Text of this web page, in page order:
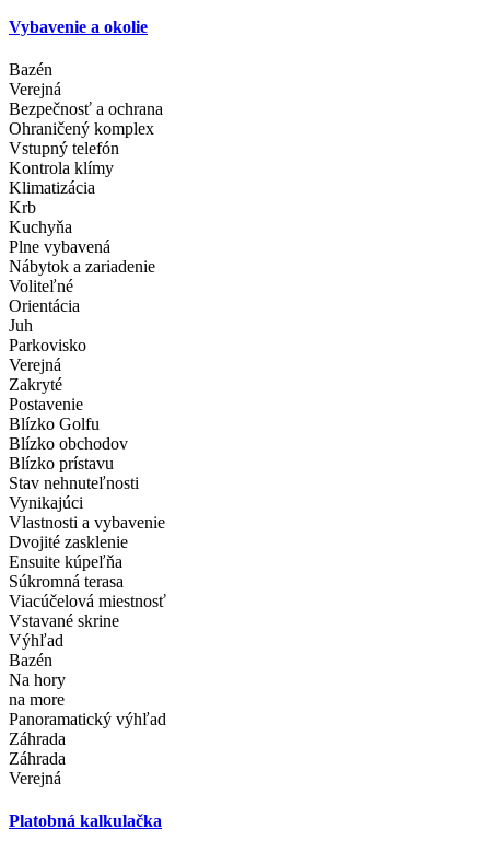
Vybavenie a okolie
Bazén
Verejná
Bezpečnosť a ochrana
Ohraničený komplex
Vstupný telefón
Kontrola klímy
Klimatizácia
Krb
Kuchyňa
Plne vybavená
Nábytok a zariadenie
Voliteľné
Orientácia
Juh
Parkovisko
Verejná
Zakryté
Postavenie
Blízko Golfu
Blízko obchodov
Blízko prístavu
Stav nehnuteľnosti
Vynikajúci
Vlastnosti a vybavenie
Dvojité zasklenie
Ensuite kúpeľňa
Súkromná terasa
Viacúčelová miestnosť
Vstavané skrine
Výhľad
Bazén
Na hory
na more
Panoramatický výhľad
Záhrada
Záhrada
Verejná
Platobná kalkulačka